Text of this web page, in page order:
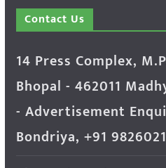
Contact Us
14 Press Complex,
Bhopal - 462011
- Advertisement
Bondriya, +91